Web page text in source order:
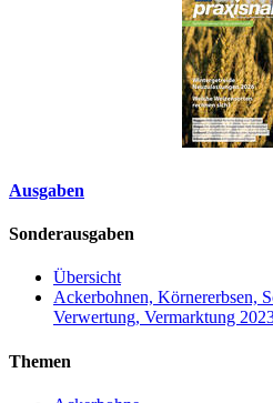
Ausgaben
Sonderausgaben
Übersicht
Ackerbohnen, Körnererbsen,
Verwertung, Vermarktung
Themen